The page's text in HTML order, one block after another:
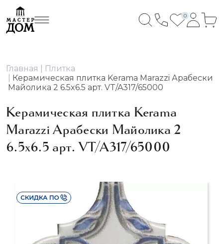
0
Главная
Плитка
Керамическая плитка Kerama Marazzi Арабески
Майолика 2 6.5x6.5 арт. VT/A317/65000
Керамическая плитка Kerama
Marazzi Арабески Майолика 2
6.5x6.5 арт. VT/A317/65000